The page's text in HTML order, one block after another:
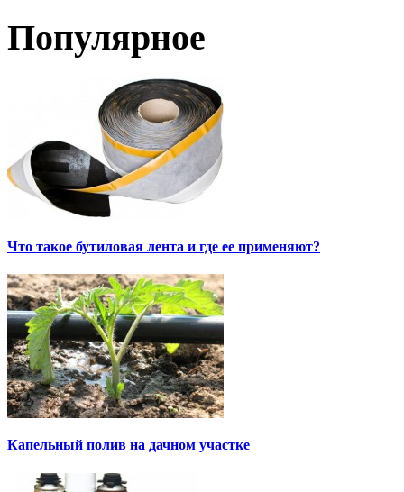
Популярное
Что такое бутиловая лента и где ее применяют?
Капельный полив на дачном участке